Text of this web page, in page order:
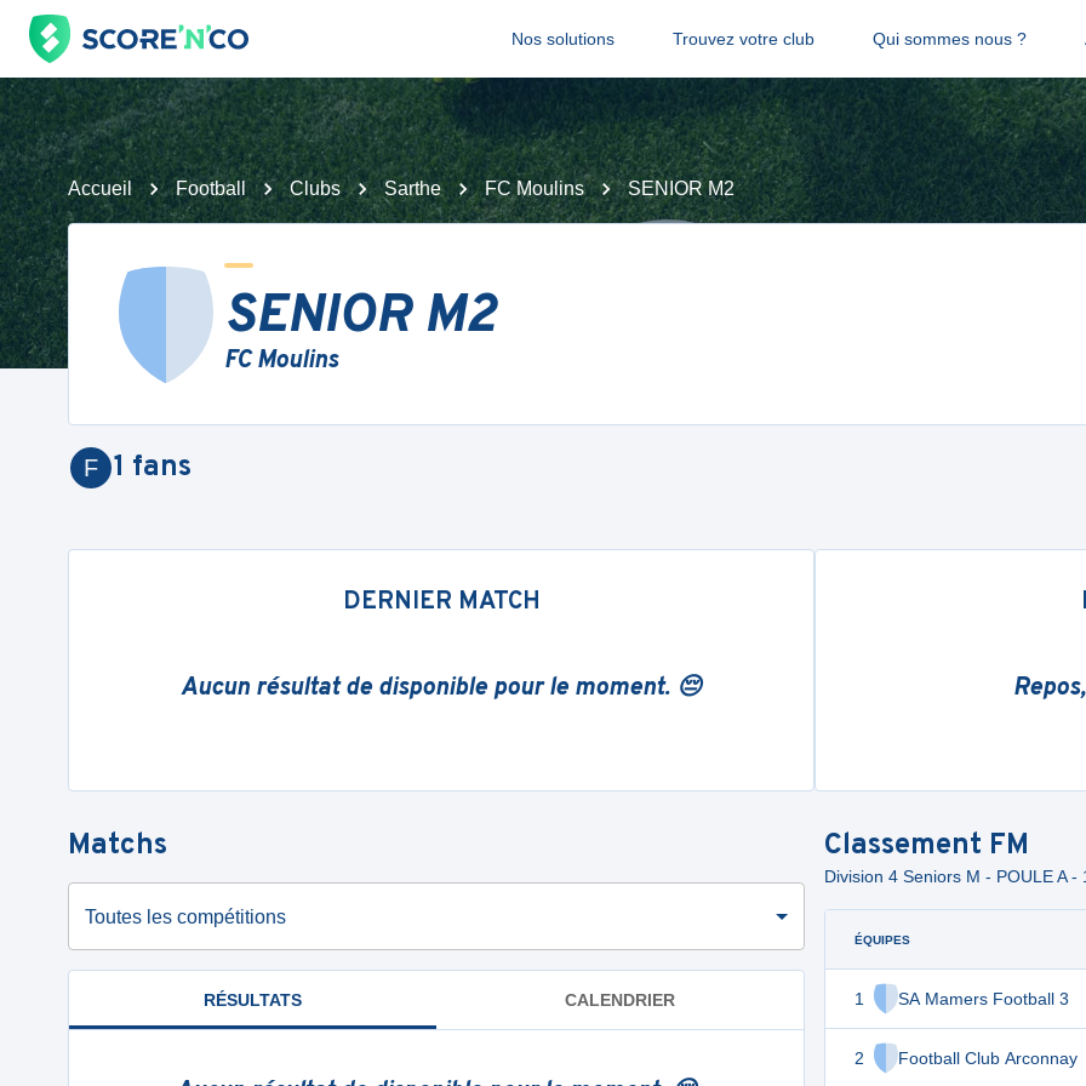
Nos solutions Trouvez votre club Qui sommes nous ?
Accueil Football Clubs Sarthe FC Moulins SENIOR M2
SENIOR M2
FC Moulins
F 1 fans
DERNIER MATCH
Aucun résultat de disponible pour le moment. 😔
Matchs
Toutes les compétitions
RÉSULTATS CALENDRIER
Classement FM
Division 4 Seniors M - POULE A -
ÉQUIPES
1 SA Mamers Football 3
2 Football Club Arconnay